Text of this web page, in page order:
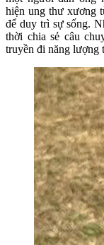
hiện ung thư xương
để duy trì sự sống.
thời chia sẻ câu
truyền đi năng lượng